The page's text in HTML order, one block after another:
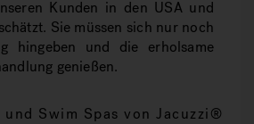
Kunden in den USA und
Sie müssen sich nur noch
hingeben und die erholsame
genießen.
Swim Spas von Jacuzzi®